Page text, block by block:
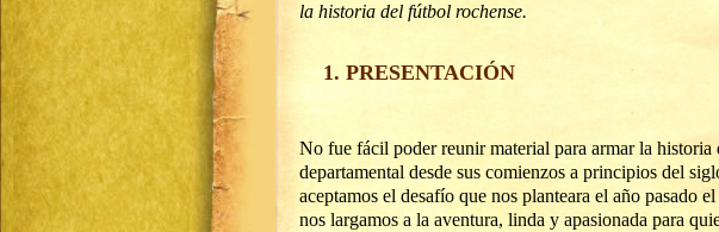
la historia del fútbol rochense.
1. PRESENTACIÓN
No fue fácil poder reunir material para armar la historia
departamental desde sus comienzos a principios del
aceptamos el desafío que nos planteara el año pasado
nos largamos a la aventura, linda y apasionada para